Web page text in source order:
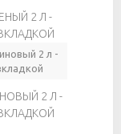
2 Л -
2 Л -